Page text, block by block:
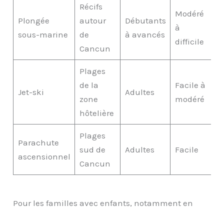
Plongée
sous-marine
Récifs
autour
de
Cancun
Débutants
à avancés
Modéré
à
difficile
Jet-ski
Plages
de la
zone
hôtelière
Adultes
Facile à
modéré
Parachute
ascensionnel
Plages
sud de
Cancun
Adultes Facile
Pour les familles avec enfants, notamment en